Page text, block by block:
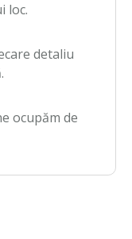
loc.
detaliu
ocupăm de